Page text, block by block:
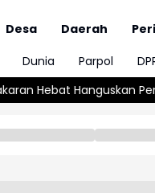
Desa Daerah
Dunia Parpol
di Pelabuhan